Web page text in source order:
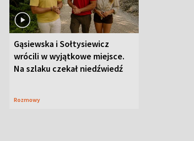
Gąsiewska i Sołtysiewicz
wrócili w wyjątkowe miejsce.
Na szlaku czekał niedźwiedź
Rozmowy